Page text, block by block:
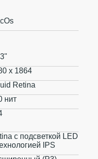
x 1864
Retina
нит
с подсветкой LED
IPS